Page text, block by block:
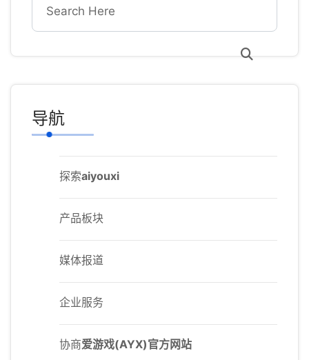
导航
探索aiyouxi
产品板块
媒体报道
企业服务
协商爱游戏(AYX)官方网站